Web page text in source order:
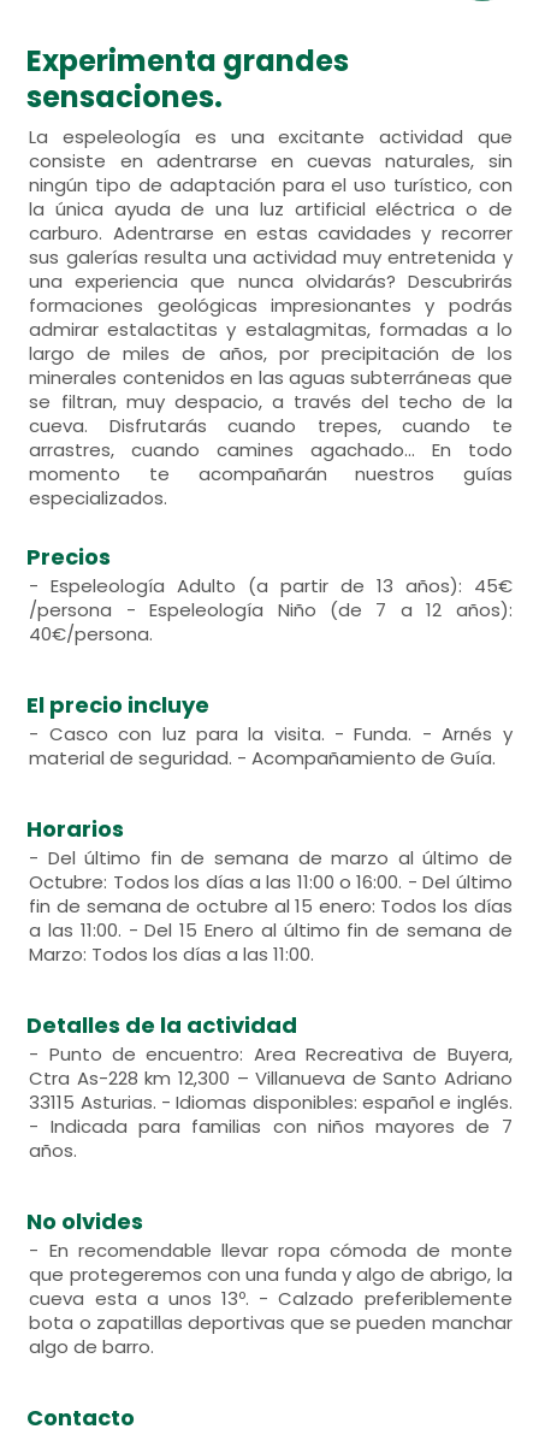
Experimenta grandes
sensaciones.
La espeleología es una excitante actividad que
consiste en adentrarse en cuevas naturales, sin
ningún tipo de adaptación para el uso turístico, con
la única ayuda de una luz artificial eléctrica o de
carburo. Adentrarse en estas cavidades y recorrer
sus galerías resulta una actividad muy entretenida y
una experiencia que nunca olvidarás? Descubrirás
formaciones geológicas impresionantes y podrás
admirar estalactitas y estalagmitas, formadas a lo
largo de miles de años, por precipitación de los
minerales contenidos en las aguas subterráneas que
se filtran, muy despacio, a través del techo de la
cueva. Disfrutarás cuando trepes, cuando te
arrastres, cuando camines agachado... En todo
momento te acompañarán nuestros guías
especializados.
Precios
- Espeleología Adulto (a partir de 13 años): 45€
/persona - Espeleología Niño (de 7 a 12 años):
40€/persona.
El precio incluye
- Casco con luz para la visita. - Funda. - Arnés y
material de seguridad. - Acompañamiento de Guía.
Horarios
- Del último fin de semana de marzo al último de
Octubre: Todos los días a las 11:00 o 16:00. - Del último
fin de semana de octubre al 15 enero: Todos los días
a las 11:00. - Del 15 Enero al último fin de semana de
Marzo: Todos los días a las 11:00.
Detalles de la actividad
- Punto de encuentro: Area Recreativa de Buyera,
Ctra As-228 km 12,300 – Villanueva de Santo Adriano
33115 Asturias. - Idiomas disponibles: español e inglés.
- Indicada para familias con niños mayores de 7
años.
No olvides
- En recomendable llevar ropa cómoda de monte
que protegeremos con una funda y algo de abrigo, la
cueva esta a unos 13º. - Calzado preferiblemente
bota o zapatillas deportivas que se pueden manchar
algo de barro.
Contacto